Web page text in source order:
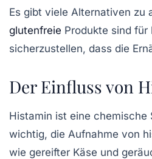
Es gibt viele Alternativen zu
glutenfreie Produkte sind
sicherzustellen, dass die
Der Einfluss von
Histamin ist eine chemische
wichtig, die Aufnahme von
wie gereifter Käse und